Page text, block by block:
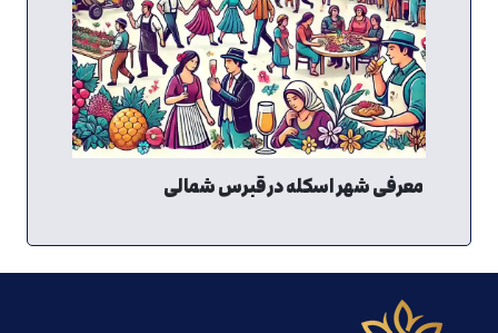
معرفی شهر اسکله در قبرس شمالی